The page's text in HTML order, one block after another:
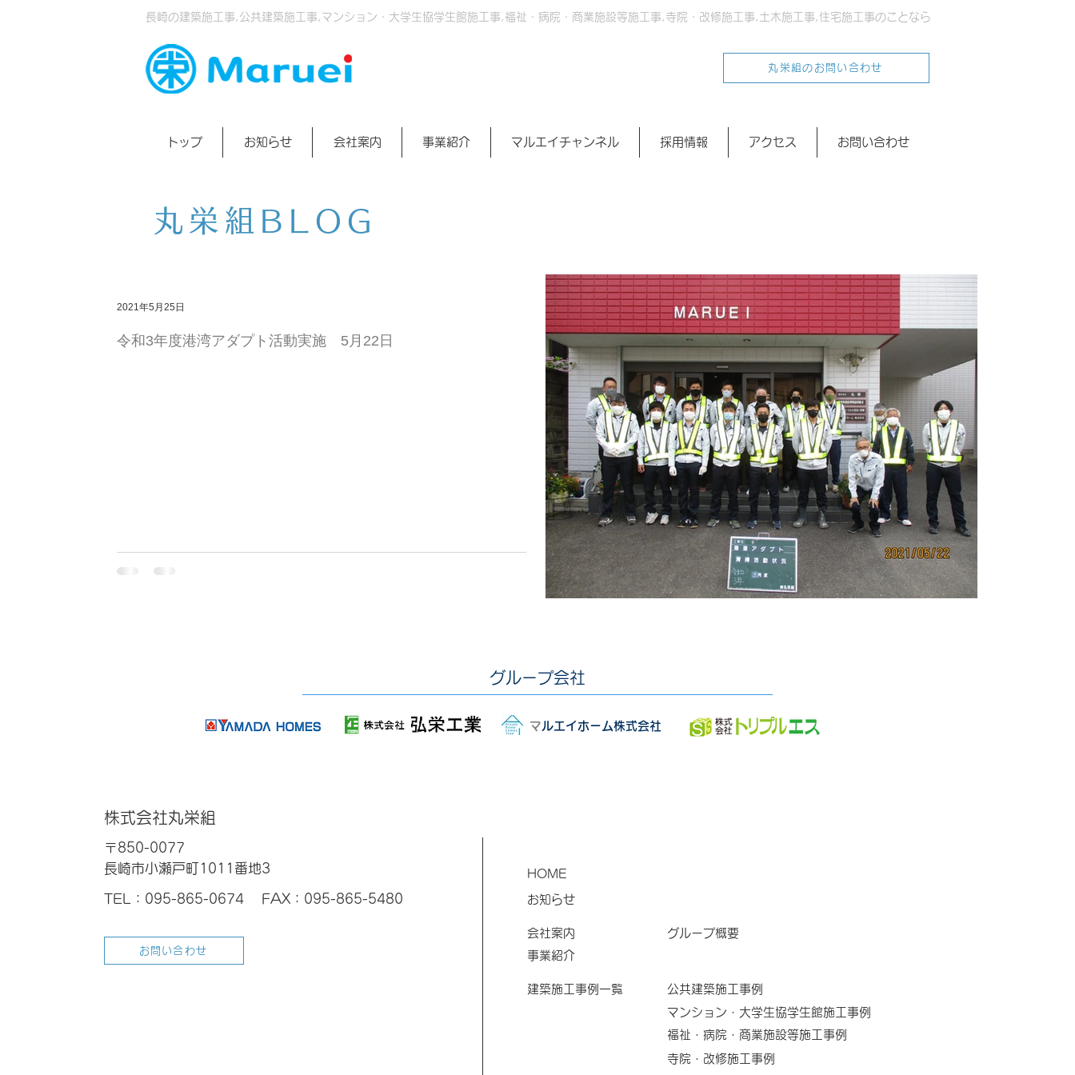
長崎の建築施工事,公共建築施工事,マンション・大学生協学生館施工事,福祉・病院・商業施設等施工事,寺院・改修施工事,土木施工事,住宅施工事のことなら
丸栄組のお問い合わせ
トップ お知らせ 会社案内 事業紹介 マルエイチャンネル 採用情報 アクセス お問い合わせ
丸栄組BLOG
令和3年度港湾アダプト活動実施 5月22日
2021年5月25日
​グループ会社
​マルエイホーム株式会社
株式会社丸栄組
〒850-0077
長崎市小瀬戸町1011番地3
TEL：095-865-0674 FAX：095-865-5480
HOME
お知らせ
お問い合わせ
​会社案内
​グループ概要
​事業紹介
​建築施工事例一覧
​公共建築施工事例
マンション・大学生協学生館施工事例
福祉・病院・商業施設等施工事例
寺院・改修施工事例